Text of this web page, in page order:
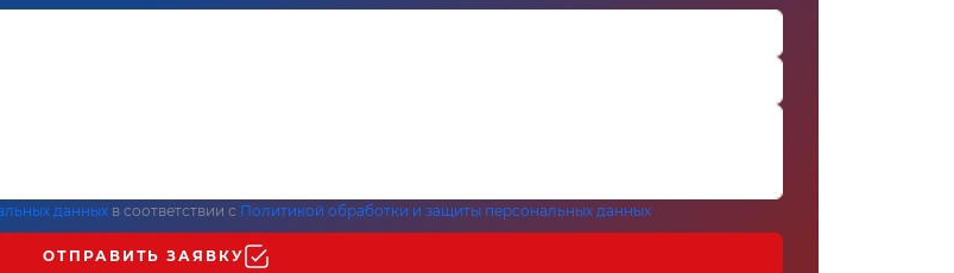
данных в соответствии с Политикой обработки и защиты персональных данных
ОТПРАВИТЬ ЗАЯВКУ